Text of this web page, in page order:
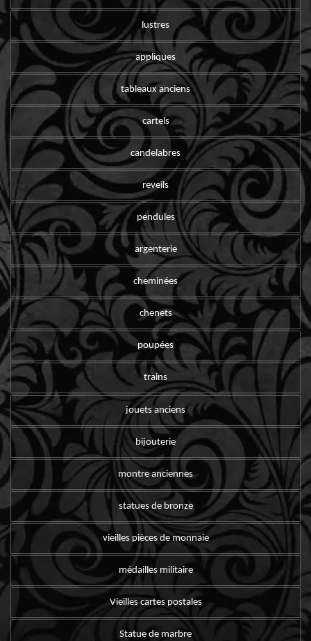
lustres
appliques
tableaux anciens
cartels
candelabres
reveils
pendules
argenterie
cheminées
chenets
poupées
trains
jouets anciens
bijouterie
montre anciennes
statues de bronze
vieilles pièces de monnaie
médailles militaire
Vieilles cartes postales
Statue de marbre